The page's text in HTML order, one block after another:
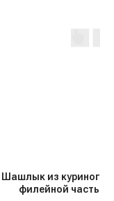
Шашлык из куриного
филейной частью,